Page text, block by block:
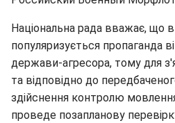
Національна рада вважає, що в
популяризується пропаганда
держави-агресора, тому для
та відповідно до
здійснення контролю мовлення
проведе позапланову